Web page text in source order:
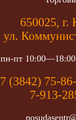
650025, г.
ул.
пн-пт
7 (3842) 75-
7-913-